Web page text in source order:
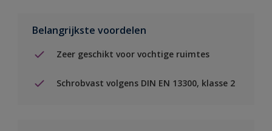
Belangrijkste voordelen
Zeer geschikt voor vochtige ruimtes
Schrobvast volgens DIN EN 13300, klasse 2